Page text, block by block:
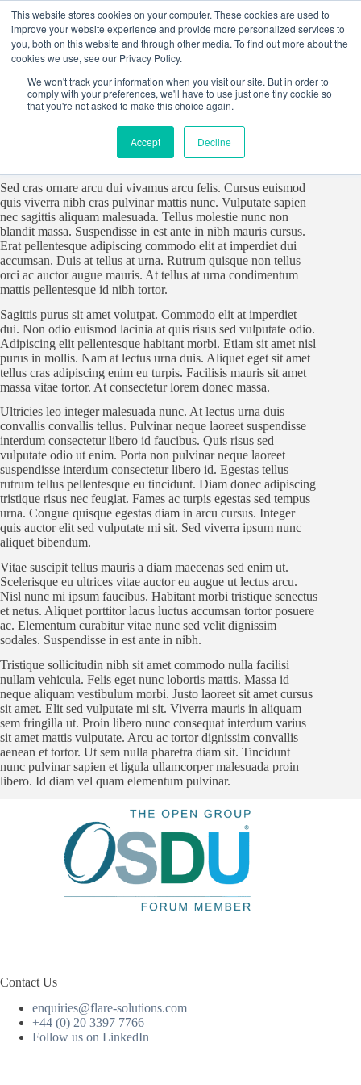
This website stores cookies on your computer. These cookies are used to
improve your website experience and provide more personalized services to
you, both on this website and through other media. To find out more about the
cookies we use, see our Privacy Policy.
We won't track your information when you visit our site. But in order to
comply with your preferences, we'll have to use just one tiny cookie so
that you're not asked to make this choice again.
Accept Decline
content
Lorem ipsum dolor sit amet, consectetur adipiscing elit, sed do
in hac habitasse platea. Pellentesque eu tincidunt tortor
Sed cras ornare arcu dui vivamus arcu felis. Cursus euismod
quis viverra nibh cras pulvinar mattis nunc. Vulputate sapien
nec sagittis aliquam malesuada. Tellus molestie nunc non
blandit massa. Suspendisse in est ante in nibh mauris cursus.
Erat pellentesque adipiscing commodo elit at imperdiet dui
accumsan. Duis at tellus at urna. Rutrum quisque non tellus
orci ac auctor augue mauris. At tellus at urna condimentum
mattis pellentesque id nibh tortor.
Sagittis purus sit amet volutpat. Commodo elit at imperdiet
dui. Non odio euismod lacinia at quis risus sed vulputate odio.
Adipiscing elit pellentesque habitant morbi. Etiam sit amet nisl
purus in mollis. Nam at lectus urna duis. Aliquet eget sit amet
tellus cras adipiscing enim eu turpis. Facilisis mauris sit amet
massa vitae tortor. At consectetur lorem donec massa.
Ultricies leo integer malesuada nunc. At lectus urna duis
convallis convallis tellus. Pulvinar neque laoreet suspendisse
interdum consectetur libero id faucibus. Quis risus sed
vulputate odio ut enim. Porta non pulvinar neque laoreet
suspendisse interdum consectetur libero id. Egestas tellus
rutrum tellus pellentesque eu tincidunt. Diam donec adipiscing
tristique risus nec feugiat. Fames ac turpis egestas sed tempus
urna. Congue quisque egestas diam in arcu cursus. Integer
quis auctor elit sed vulputate mi sit. Sed viverra ipsum nunc
aliquet bibendum.
Vitae suscipit tellus mauris a diam maecenas sed enim ut.
Scelerisque eu ultrices vitae auctor eu augue ut lectus arcu.
Nisl nunc mi ipsum faucibus. Habitant morbi tristique senectus
et netus. Aliquet porttitor lacus luctus accumsan tortor posuere
ac. Elementum curabitur vitae nunc sed velit dignissim
sodales. Suspendisse in est ante in nibh.
Tristique sollicitudin nibh sit amet commodo nulla facilisi
nullam vehicula. Felis eget nunc lobortis mattis. Massa id
neque aliquam vestibulum morbi. Justo laoreet sit amet cursus
sit amet. Elit sed vulputate mi sit. Viverra mauris in aliquam
sem fringilla ut. Proin libero nunc consequat interdum varius
sit amet mattis vulputate. Arcu ac tortor dignissim convallis
aenean et tortor. Ut sem nulla pharetra diam sit. Tincidunt
nunc pulvinar sapien et ligula ullamcorper malesuada proin
libero. Id diam vel quam elementum pulvinar.
Contact Us
enquiries@flare-solutions.com
+44 (0) 20 3397 7766
Follow us on LinkedIn